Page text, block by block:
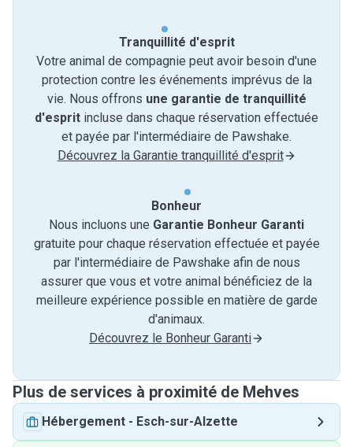
Tranquillité d'esprit
Votre animal de compagnie peut avoir besoin d'une
protection contre les événements imprévus de la
vie. Nous offrons une garantie de tranquillité
d'esprit incluse dans chaque réservation effectuée
et payée par l'intermédiaire de Pawshake.
Découvrez la Garantie tranquillité d'esprit
Bonheur
Nous incluons une Garantie Bonheur Garanti
gratuite pour chaque réservation effectuée et payée
par l'intermédiaire de Pawshake afin de nous
assurer que vous et votre animal bénéficiez de la
meilleure expérience possible en matière de garde
d'animaux.
Découvrez le Bonheur Garanti
Plus de services à proximité de Mehves
Hébergement - Esch-sur-Alzette